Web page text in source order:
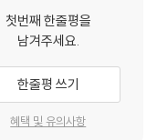
내 종지부를 찍는 것처럼
의 시 세계를 예고하는
시리즈를 잇는
첫번째 한줄평을
남겨주세요.
한줄평 쓰기
혜택 및 유의사항